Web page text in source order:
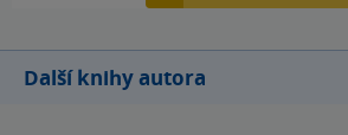
Další knihy autora